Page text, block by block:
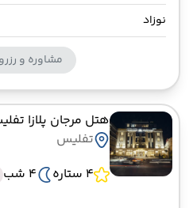
نوزاد
مشاوره و
هتل مرجان پلازا
تفلیس
4 ستاره
4 شب